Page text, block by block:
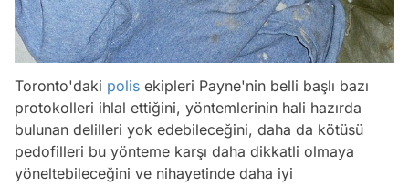
Toronto'daki polis ekipleri Payne'nin belli başlı bazı
protokolleri ihlal ettiğini, yöntemlerinin hali hazırda
bulunan delilleri yok edebileceğini, daha da kötüsü
pedofilleri bu yönteme karşı daha dikkatli olmaya
yöneltebileceğini ve nihayetinde daha iyi